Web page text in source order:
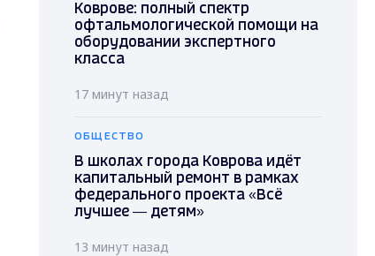
Коврове: полный спектр
офтальмологической помощи на
оборудовании экспертного
класса
17 минут назад
ОБЩЕСТВО
В школах города Коврова идёт
капитальный ремонт в рамках
федерального проекта «Всё
лучшее — детям»
13 минут назад